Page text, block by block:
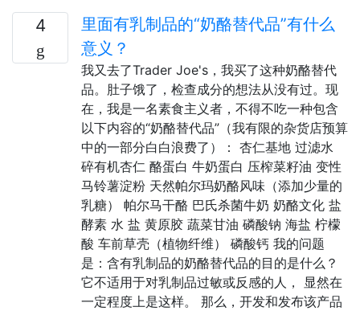
4
里面有乳制品的“奶酪替代品”有什么
意义？
我又去了Trader Joe's，我买了这种奶酪替代
品。肚子饿了，检查成分的想法从没有过。现
在，我是一名素食主义者，不得不吃一种包含
以下内容的“奶酪替代品”（我有限的杂货店预算
中的一部分白白浪费了）： 杏仁基地 过滤水
碎有机杏仁 酪蛋白 牛奶蛋白 压榨菜籽油 变性
马铃薯淀粉 天然帕尔玛奶酪风味（添加少量的
乳糖） 帕尔马干酪 巴氏杀菌牛奶 奶酪文化 盐
酵素 水 盐 黄原胶 蔬菜甘油 磷酸钠 海盐 柠檬
酸 车前草壳（植物纤维） 磷酸钙 我的问题
是：含有乳制品的奶酪替代品的目的是什么？
它不适用于对乳制品过敏或反感的人， 显然在
一定程度上是这样。 那么，开发和发布该产品